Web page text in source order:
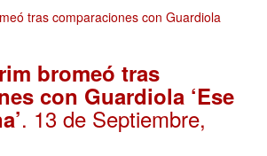
bromeó tras
con Guardiola ‘Ese
. 13 de Septiembre,